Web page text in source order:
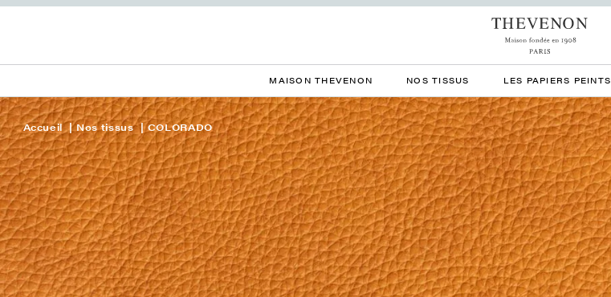
MAISON THEVENON NOS TISSUS LES PAPIERS PEINTS
Accueil Nos tissus COLORADO